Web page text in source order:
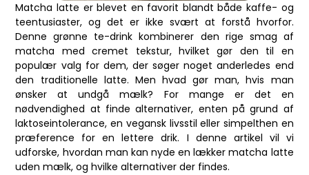
Matcha latte er blevet en favorit blandt både kaffe- og
teentusiaster, og det er ikke svært at forstå hvorfor.
Denne grønne te-drink kombinerer den rige smag af
matcha med cremet tekstur, hvilket gør den til en
populær valg for dem, der søger noget anderledes end
den traditionelle latte. Men hvad gør man, hvis man
ønsker at undgå mælk? For mange er det en
nødvendighed at finde alternativer, enten på grund af
laktoseintolerance, en vegansk livsstil eller simpelthen en
præference for en lettere drik. I denne artikel vil vi
udforske, hvordan man kan nyde en lækker matcha latte
uden mælk, og hvilke alternativer der findes.